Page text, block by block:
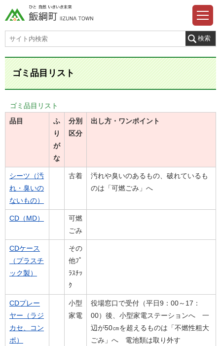
ゴミ品目リスト
ゴミ品目リスト
品目
ふ
り
が
な
分別
区分
出し方・ワンポイント
シーツ（汚
れ・臭いの
ないもの）
古着
汚れや臭いのあるもの、破れているも
のは「可燃ごみ」へ
CD（MD）
可燃
ごみ
CDケース
（プラスチ
ック製）
その
他ﾌﾟ
ﾗｽﾁｯ
ｸ
CDプレー
ヤー（ラジ
カセ、コン
ポ）
小型
家電
役場窓口で受付（平日9：00～17：
00）後、小型家電ステーションへ 一
辺が50㎝を超えるものは「不燃性粗大
ごみ」へ 電池類は取り外す